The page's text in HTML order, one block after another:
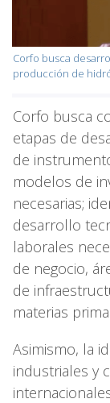
Corfo busca
producción de
Corfo busca
etapas de
de
modelos de
necesarias;
desarrollo
laborales
de negocio,
de
materias
Asimismo, la
industriales y